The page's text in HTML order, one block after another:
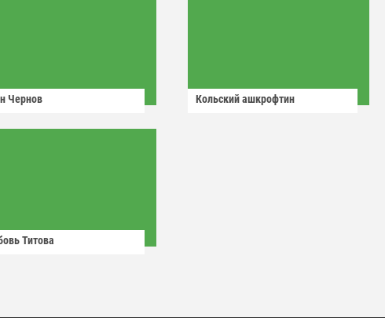
Чернов Кольский ашкрофтин
Титова